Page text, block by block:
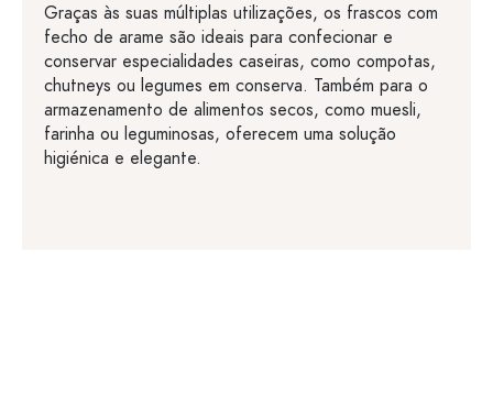
Graças às suas múltiplas utilizações, os frascos com
fecho de arame são ideais para confecionar e
conservar especialidades caseiras, como compotas,
chutneys ou legumes em conserva. Também para o
armazenamento de alimentos secos, como muesli,
farinha ou leguminosas, oferecem uma solução
higiénica e elegante.